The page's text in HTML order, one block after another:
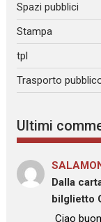
Spazi pubblici
Stampa
tpl
Trasporto
Ultimi
Dalla
bilglietto
: “
Ciao